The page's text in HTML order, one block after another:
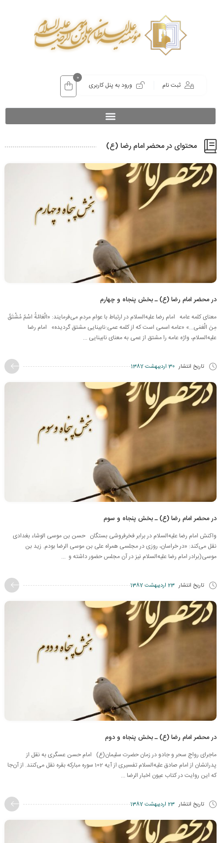
ثبت نام ورود به پنل کاربری
0
محتوای در محضر امام رضا (ع)
در محضر امام رضا (ع) ـ بخش پنجاه و چهارم
معنای کلمه عامه امام رضا علیه‌السلام در ارتباط با عوام مردم می‌فرمایند: «الْعَامَّةُ اسْمٌ‏ مُشْتَقٌ‏
مِنَ الْعَمَى...» «عامه اسمی است که از کلمه عمی:نابینایی مشتق گردیده» امام رضا
علیه‌السلام، واژه عامه را مشتق از عمی به معنای نابینایی ...
تاریخ انتشار 30 اردیبهشت 1387
در محضر امام رضا (ع) ـ بخش پنجاه و سوم
واکنش امام رضا علیه‌السلام در برابر فخرفروشی بستگان حسن بن موسی الوشاء بغدادی
نقل می‌کند: «در خراسان، روزی در مجلسی همراه علی بن موسی الرضا بودم. زید بن
موسی(برادر امام رضا علیه‌السلام نیز در آن مجلس حضور داشته و ...
تاریخ انتشار 23 اردیبهشت 1387
در محضر امام رضا (ع) ـ بخش پنجاه و دوم
ماجرای رواج سحر و جادو در زمان حضرت سلیمان(ع) امام حسن عسگری به نقل از
پدران‍شان از امام صادق علیه‌السلام تفسیری از آیه 102 سوره مبارکه بقره نقل می‌کنند. از آن‌جا
که این روایت در کتاب عیون اخبار الرضا ...
تاریخ انتشار 23 اردیبهشت 1387